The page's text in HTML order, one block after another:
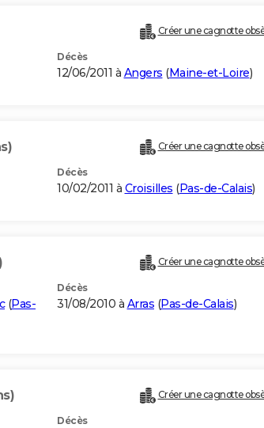
Créer une cagnotte
Décès
12/06/2011 à Angers (Maine-et-Loire)
Créer une cagnotte
Décès
10/02/2011 à Croisilles (Pas-de-Calais)
Créer une cagnotte
(Pas-
Décès
31/08/2010 à Arras (Pas-de-Calais)
Créer une cagnotte
Décès